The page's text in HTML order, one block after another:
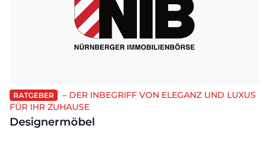
RATGEBER
– DER INBEGRIFF VON ELEGANZ UND LUXUS
FÜR IHR ZUHAUSE
Designermöbel